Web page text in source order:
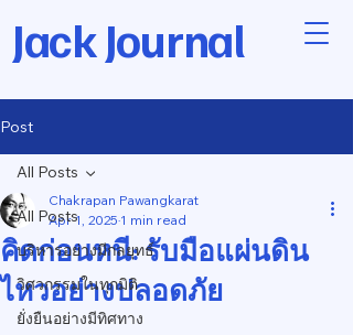
Jack Journal
Post
All Posts
บริหารอย่างมีกลยุทธ์
วิศวกรรมในทุกมิติ
ยั่งยืนอย่างมีทิศทาง
All Posts
คิดก่อนหนี: รับมือแผ่นดิน
ไหวอย่างปลอดภัย
Chakrapan Pawangkarat
Apr 1, 2025 1 min read